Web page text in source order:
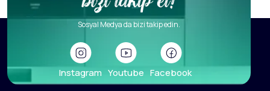
Sosyal Medya da bizi takip edin.
Instagram Youtube Facebook